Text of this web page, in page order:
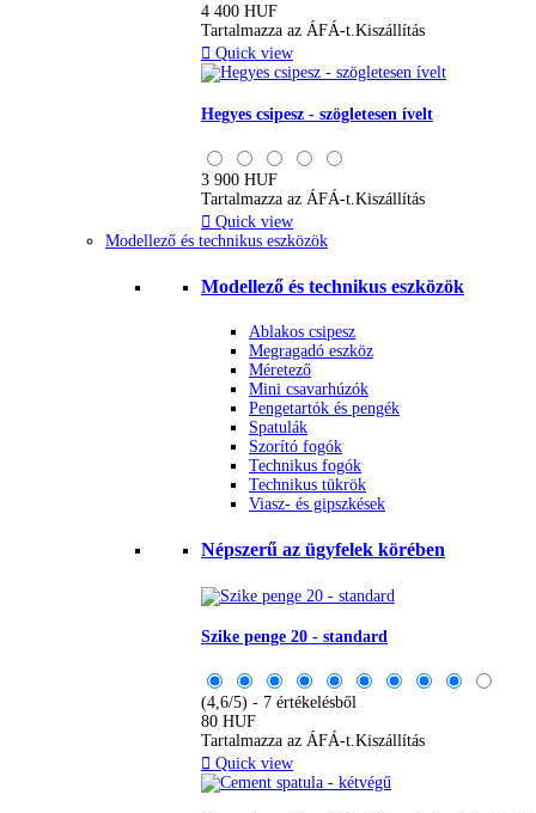
4 400 HUF
Tartalmazza az ÁFÁ-t.Kiszállítás
 Quick view
Hegyes csipesz - szögletesen ívelt
3 900 HUF
Tartalmazza az ÁFÁ-t. Kiszállítás
 Quick view
Modellező és technikus eszközök
Modellező és technikus eszközök
Ablakos csipesz
Megragadó eszköz
Méretező
Mini csavarhúzók
Pengetartók és pengék
Spatulák
Szorító fogók
Technikus fogók
Technikus tükrök
Viasz- és gipszkések
Népszerű az ügyfelek körében
Szike penge 20 - standard
(4,6/5) - 7 értékelésből
80 HUF
Tartalmazza az ÁFÁ-t. Kiszállítás
 Quick view